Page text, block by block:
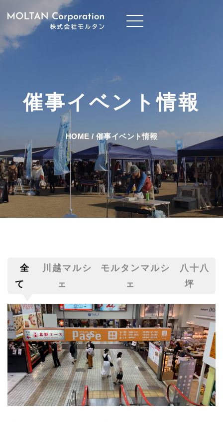
催事イベント情報
HOME / 催事イベント情報
全
て
川越マルシ
ェ
モルタンマルシ
ェ
八十八
坪